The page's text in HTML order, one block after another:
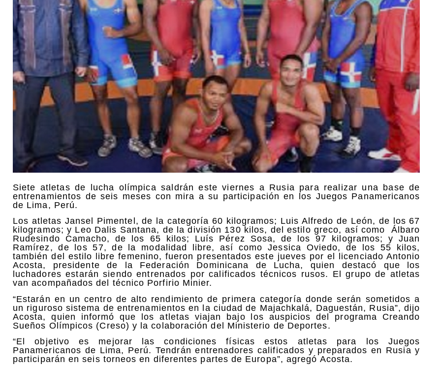
Siete atletas de lucha olímpica saldrán este viernes a Rusia para realizar una base de
entrenamientos de seis meses con mira a su participación en los Juegos Panamericanos
de Lima, Perú.
Los atletas Jansel Pimentel, de la categoría 60 kilogramos; Luis Alfredo de León, de los 67
kilogramos; y Leo Dalis Santana, de la división 130 kilos, del estilo greco, así como Álbaro
Rudesindo Camacho, de los 65 kilos; Luís Pérez Sosa, de los 97 kilogramos; y Juan
Ramírez, de los 57, de la modalidad libre, así como Jessica Oviedo, de los 55 kilos,
también del estilo libre femenino, fueron presentados este jueves por el licenciado Antonio
Acosta, presidente de la Federación Dominicana de Lucha, quien destacó que los
luchadores estarán siendo entrenados por calificados técnicos rusos. El grupo de atletas
van acompañados del técnico Porfirio Minier.
“Estarán en un centro de alto rendimiento de primera categoría donde serán sometidos a
un riguroso sistema de entrenamientos en la ciudad de Majachkalá, Daguestán, Rusia”, dijo
Acosta, quien informó que los atletas viajan bajo los auspicios del programa Creando
Sueños Olímpicos (Creso) y la colaboración del Ministerio de Deportes.
“El objetivo es mejorar las condiciones físicas estos atletas para los Juegos
Panamericanos de Lima, Perú. Tendrán entrenadores calificados y preparados en Rusia y
participarán en seis torneos en diferentes partes de Europa”, agregó Acosta.